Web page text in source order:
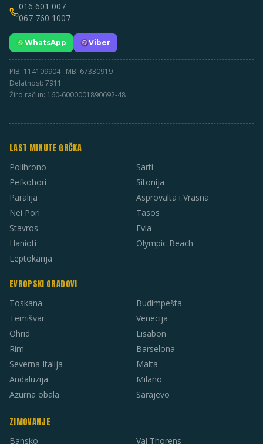
016 601 007
067 760 1007
WhatsApp Viber
PIB: 114109904 · MB: 67330919
Delatnost: 7911
Žiro račun: 160-6000001890692-48
LAST MINUTE GRČKA
Polihrono
Pefkohori
Paralija
Nei Pori
Stavros
Hanioti
Leptokarija
Sarti
Sitonija
Asprovalta i Vrasna
Tasos
Evia
Olympic Beach
EVROPSKI GRADOVI
Toskana
Temišvar
Ohrid
Rim
Severna Italija
Andaluzija
Azurna obala
Budimpešta
Venecija
Lisabon
Barselona
Malta
Milano
Sarajevo
ZIMOVANJE
Bansko Val Thorens